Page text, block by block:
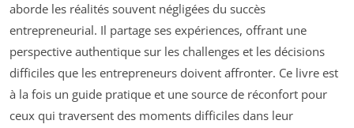
aborde les réalités souvent négligées du succès
entrepreneurial. Il partage ses expériences, offrant une
perspective authentique sur les challenges et les décisions
difficiles que les entrepreneurs doivent affronter. Ce livre est
à la fois un guide pratique et une source de réconfort pour
ceux qui traversent des moments difficiles dans leur